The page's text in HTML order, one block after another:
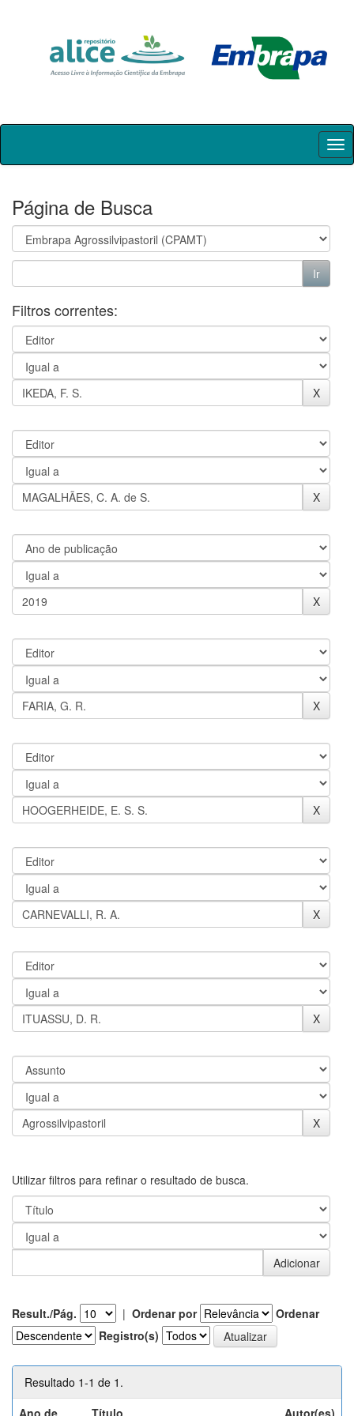
Skip
Página de Busca
Filtros correntes:
Utilizar filtros para refinar o resultado de busca.
Result./Pág. | Ordenar por
Ordenar
Registro(s)
Resultado 1-1 de 1.
Ano de
Título Autor(es)